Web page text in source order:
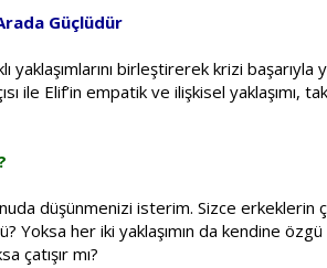
Güçlüdür
yaklaşımlarını birleştirerek krizi
ile Elif’in empatik ve ilişkisel
düşünmenizi isterim. Sizce erkeklerin
Yoksa her iki yaklaşımın da kendine
çatışır mı?